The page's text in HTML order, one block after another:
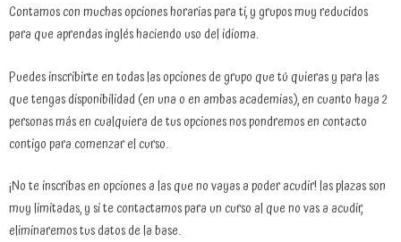
Contamos con muchas opciones horarias para ti, y grupos muy reducidos
para que aprendas inglés haciendo uso del idioma.
Puedes inscribirte en todas las opciones de grupo que tú quieras y para las
que tengas disponibilidad (en una o en ambas academias), en cuanto haya 2
personas más en cualquiera de tus opciones nos pondremos en contacto
contigo para comenzar el curso.
¡No te inscribas en opciones a las que no vayas a poder acudir! las plazas son
muy limitadas, y si te contactamos para un curso al que no vas a acudir,
eliminaremos tus datos de la base.